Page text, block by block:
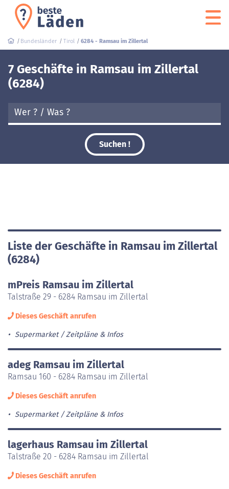
Bundesländer Tirol 6284 - Ramsau im Zillertal
7 Geschäfte in Ramsau im Zillertal
(6284)
Suchen !
Liste der Geschäfte in Ramsau im Zillertal
(6284)
mPreis Ramsau im Zillertal
Talstraße 29 - 6284 Ramsau im Zillertal
Dieses Geschäft anrufen
Supermarket Zeitpläne & Infos
adeg Ramsau im Zillertal
Ramsau 160 - 6284 Ramsau im Zillertal
Dieses Geschäft anrufen
Supermarket Zeitpläne & Infos
lagerhaus Ramsau im Zillertal
Talstraße 20 - 6284 Ramsau im Zillertal
Dieses Geschäft anrufen